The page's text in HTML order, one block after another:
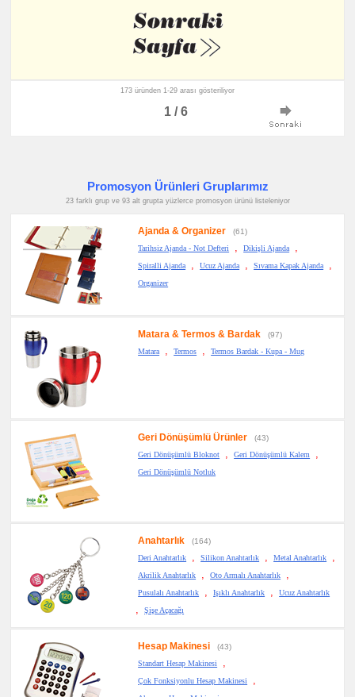
173 üründen 1-29 arası gösteriliyor
1 / 6
Promosyon Ürünleri Gruplarımız
23 farklı grup ve 93 alt grupta yüzlerce promosyon ürünü listeleniyor
Ajanda & Organizer
(61)
Tarihsiz Ajanda - Not Defteri
Dikişli Ajanda
Spiralli Ajanda Ucuz Ajanda Sıvama Kapak Ajanda
Organizer
Matara & Termos & Bardak
(97)
Matara
Termos Termos Bardak - Kupa - Mug
Geri Dönüşümlü Ürünler
(43)
Geri Dönüşümlü Bloknot
Geri Dönüşümlü Kalem
Geri Dönüşümlü Notluk
Anahtarlık
(164)
Deri Anahtarlık
Silikon Anahtarlık Metal Anahtarlık
Akrilik Anahtarlık Oto Armalı Anahtarlık
Pusulalı Anahtarlık Işıklı Anahtarlık Ucuz Anahtarlık
Şişe Açacağı
Hesap Makinesi
(43)
Standart Hesap Makinesi
Çok Fonksiyonlu Hesap Makinesi